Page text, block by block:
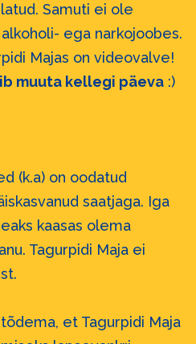
Samuti ei ole
ega narkojoobes.
Majas on videovalve!
muuta kellegi päeva :)
(k.a) on oodatud
saatjaga. Iga
kaasas olema
Tagurpidi Maja ei
et Tagurpidi Maja